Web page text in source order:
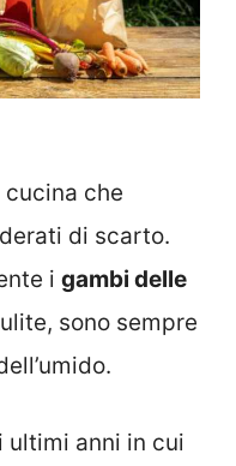
che
di scarto.
i gambi delle
sono sempre
ultimi anni in cui